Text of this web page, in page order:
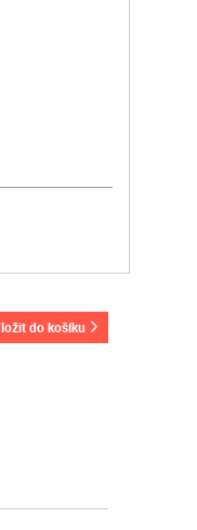
vložit do košíku